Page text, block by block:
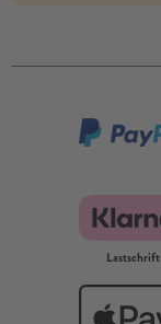
Lastschrift